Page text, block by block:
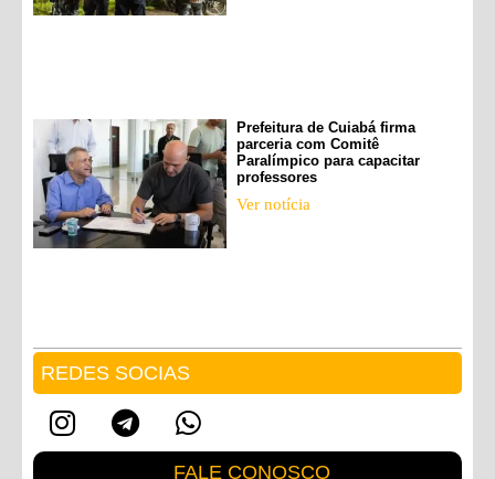
Prefeitura de Cuiabá firma
parceria com Comitê
Paralímpico para capacitar
professores
Ver notícia
REDES SOCIAS
FALE CONOSCO